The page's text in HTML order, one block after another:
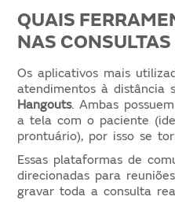
QUAIS
NAS
Os aplicativos mais
atendimentos à distância
Hangouts. Ambas
a tela com o paciente
prontuário), por isso se
Essas plataformas de
direcionadas para
gravar toda a consulta